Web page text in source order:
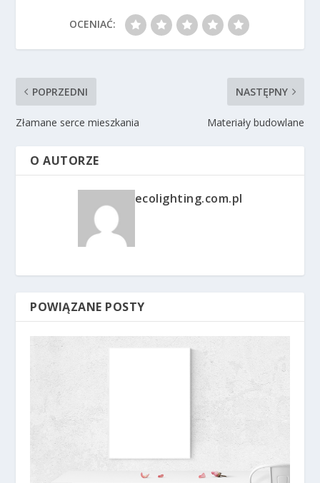
OCENIAĆ:
POPRZEDNI
Złamane serce mieszkania
NASTĘPNY
Materiały budowlane
O AUTORZE
ecolighting.com.pl
POWIĄZANE POSTY